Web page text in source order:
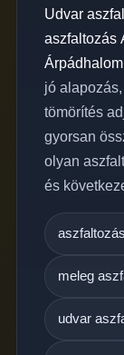
Udvar
aszfaltozás
Árpádhalom
jó
tömörítés
gyorsan
olyan
és
meleg
udvar